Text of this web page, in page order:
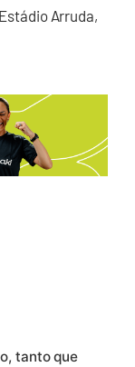
Arruda,
tanto que